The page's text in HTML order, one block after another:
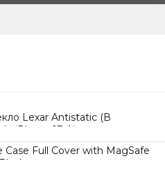
Lexar Antistatic (В
iPhone 17 Air
Case Full Cover with MagSafe